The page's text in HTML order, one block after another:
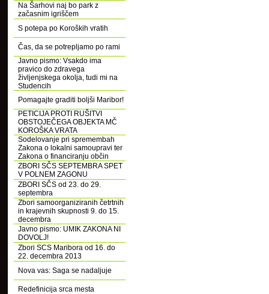
Na Šarhovi naj bo park z
začasnim igriščem
S potepa po Koroških vratih
Čas, da se potrepljamo po rami
Javno pismo: Vsakdo ima
pravico do zdravega
življenjskega okolja, tudi mi na
Studencih
Pomagajte graditi boljši Maribor!
PETICIJA PROTI RUŠITVI
OBSTOJEČEGA OBJEKTA MČ
KOROŠKA VRATA
Sodelovanje pri spremembah
Zakona o lokalni samoupravi ter
Zakona o financiranju občin
ZBORI SČS SEPTEMBRA SPET
V POLNEM ZAGONU
ZBORI SČS od 23. do 29.
septembra
Zbori samoorganiziranih četrtnih
in krajevnih skupnosti 9. do 15.
decembra
Javno pismo: UMIK ZAKONA NI
DOVOLJ!
Zbori SCS Maribora od 16. do
22. decembra 2013
Nova vas: Saga se nadaljuje
Redefinicija srca mesta